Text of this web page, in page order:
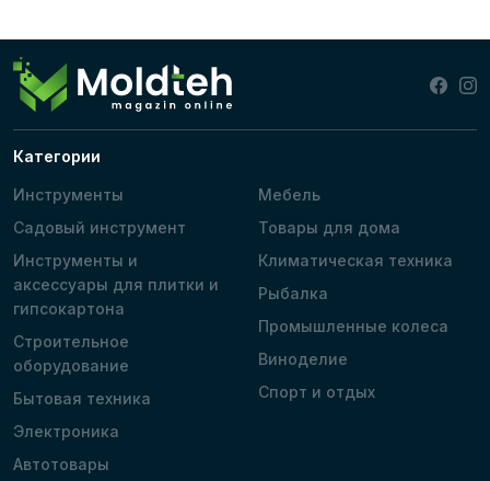
Категории
Инструменты
Садовый инструмент
Инструменты и
аксессуары для плитки и
гипсокартона
Строительное
оборудование
Бытовая техника
Электроника
Автотовары
Мебель
Товары для дома
Климатическая техника
Рыбалка
Промышленные колеса
Виноделие
Спорт и отдых